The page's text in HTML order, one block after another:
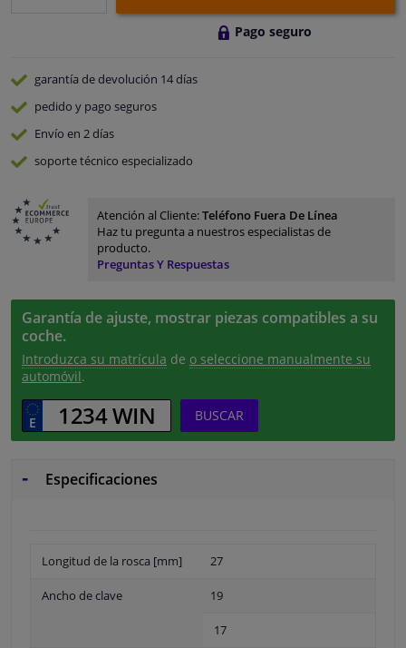
Pago seguro
garantía de devolución 14 días
pedido y pago seguros
Envío en 2 días
soporte técnico especializado
Atención al Cliente:Teléfono Fuera De Línea
Haz tu pregunta a nuestros especialistas de
producto.
Preguntas Y Respuestas
Garantía de ajuste, mostrar piezas compatibles a su
coche.
Introduzca su matrícula de o seleccione manualmente su
automóvil.
BUSCAR
Especificaciones
Longitud de la rosca [mm] 27
Ancho de clave 19
17